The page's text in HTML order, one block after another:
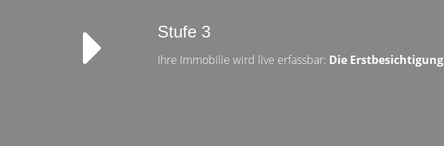
Stufe 3
Ihre Immobilie wird live erfassbar: Die Erstbesichtigung